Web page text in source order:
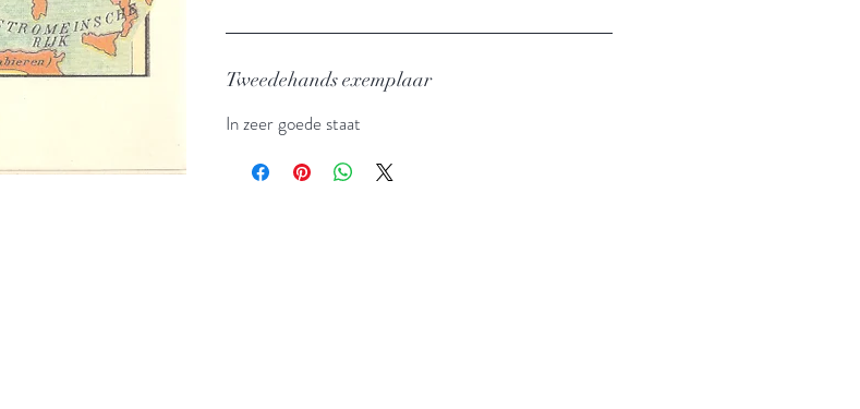
Tweedehands exemplaar
In zeer goede staat